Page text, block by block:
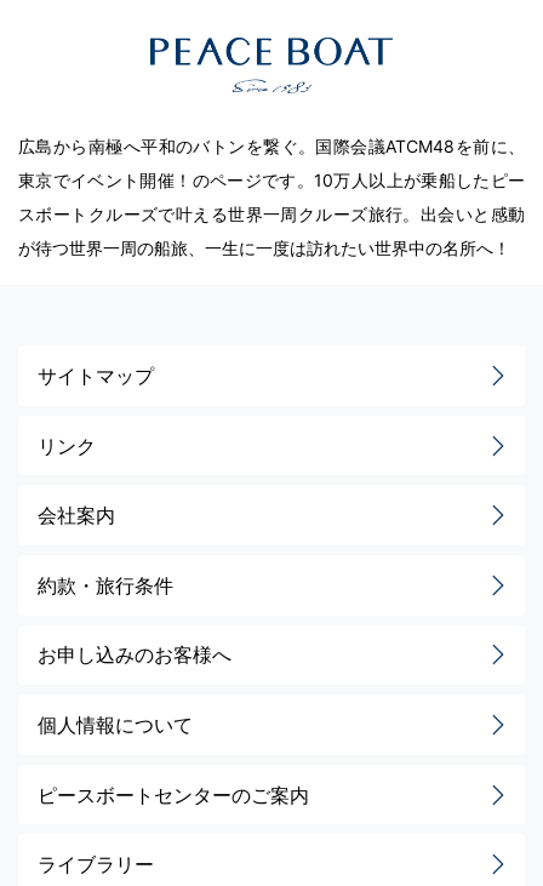
広島から南極へ平和のバトンを繋ぐ。国際会議ATCM48を前に、
東京でイベント開催！のページです。10万人以上が乗船したピー
スボートクルーズで叶える世界一周クルーズ旅行。出会いと感動
が待つ世界一周の船旅、一生に一度は訪れたい世界中の名所へ！
サイトマップ
リンク
会社案内
約款・旅行条件
お申し込みのお客様へ
個人情報について
ピースボートセンターのご案内
ライブラリー